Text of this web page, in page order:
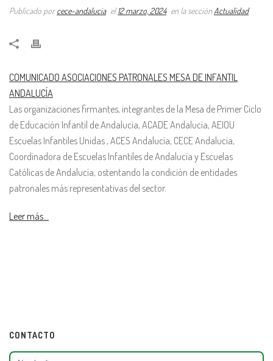
Publicado porcece-andalucia el12 marzo, 2024 en la sección Actualidad
COMUNICADO ASOCIACIONES PATRONALES MESA DE INFANTIL
ANDALUCÍA
Las organizaciones firmantes, integrantes de la Mesa de Primer Ciclo
de Educación Infantil de Andalucía, ACADE Andalucía, AEIOU
Escuelas Infantiles Unidas , ACES Andalucía, CECE Andalucía,
Coordinadora de Escuelas Infantiles de Andalucía y Escuelas
Católicas de Andalucía, ostentando la condición de entidades
patronales más representativas del sector.
Leer más…
CONTACTO